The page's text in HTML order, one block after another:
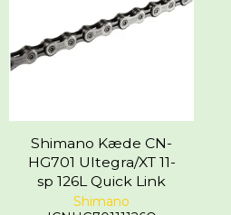
Shimano Kæde CN-
HG701 Ultegra/XT 11-
sp 126L Quick Link
Shimano